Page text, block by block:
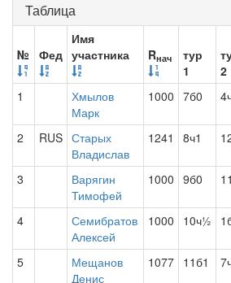
Таблица
№ Фед
Имя
участника
Rнач
тур
1
2
1
Хмылов
Марк
1000 7б0
2 RUS Старых
Владислав
1241 8ч1
3
Варягин
Тимофей
1000 9б0
4
Семибратов
Алексей
1000 10ч½
5
Мещанов
Денис
1077 11б1